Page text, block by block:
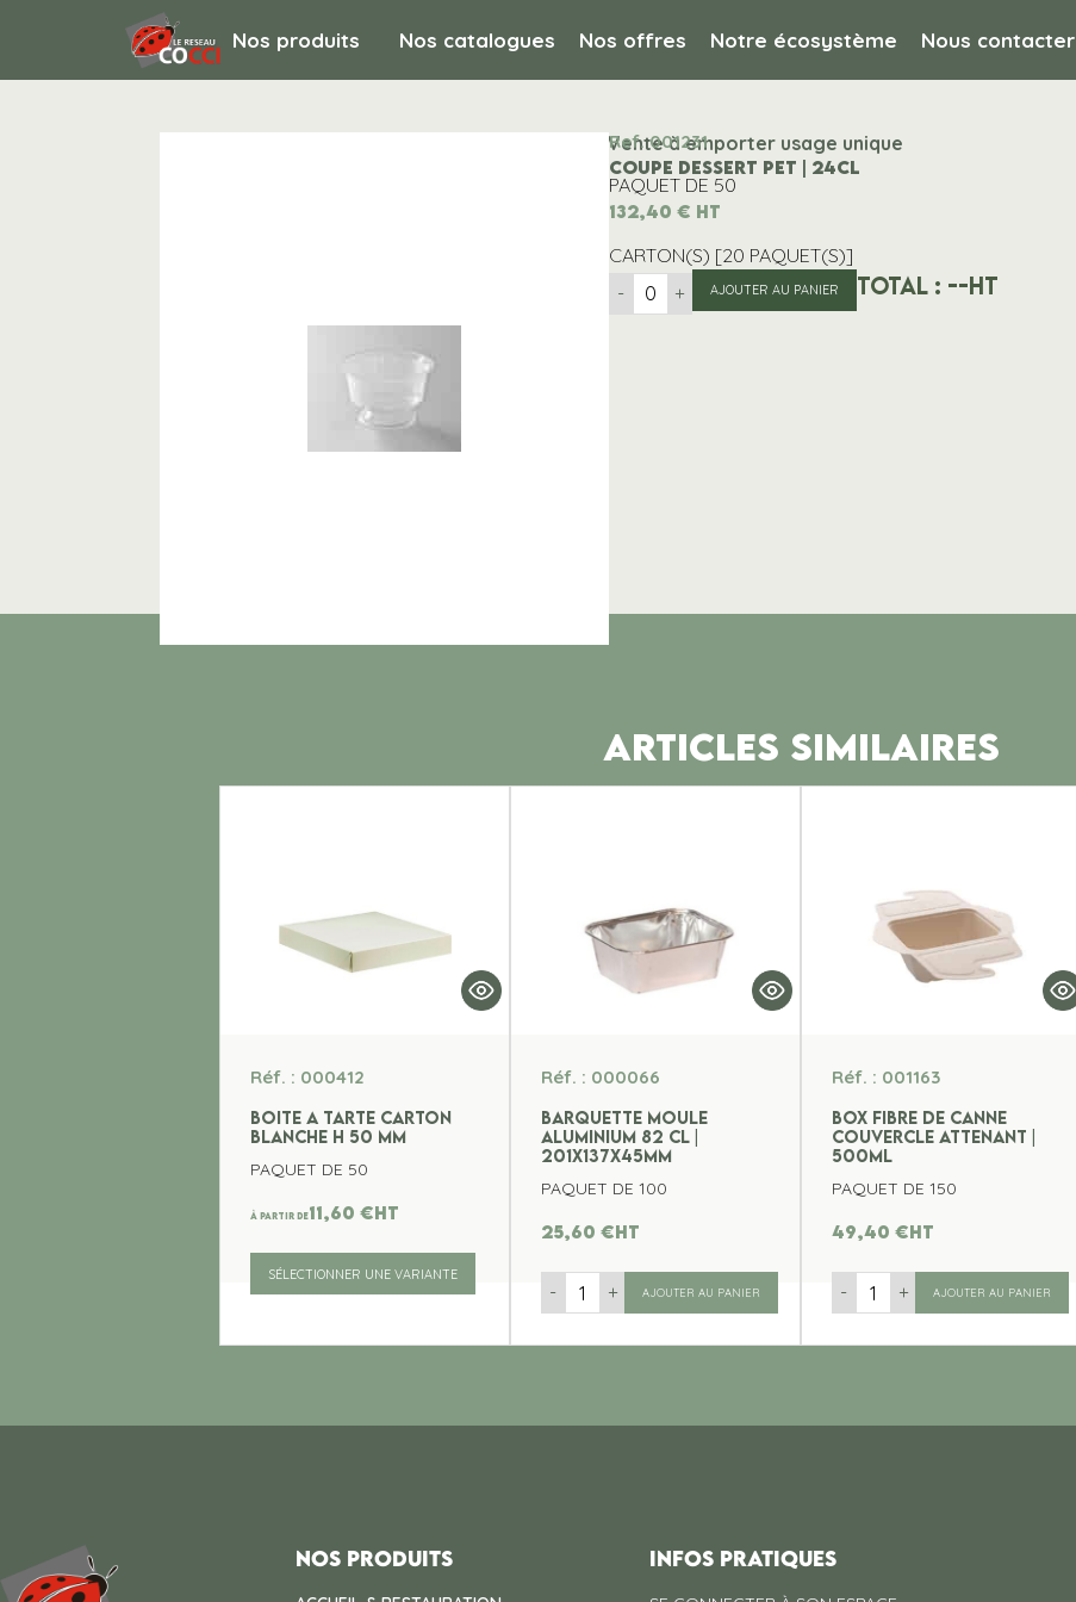
Nos produits Nos catalogues Nos offres Notre écosystème Nous contacter
ACCUEIL & RESTAURATION / Vente à emporter / Vente à emporter usage unique
Ref. 001231
COUPE DESSERT PET | 24CL
PAQUET DE 50
132,40 € HT
CARTON(S) [20 PAQUET(S)]
-
+ AJOUTER AU PANIER Total : --HT
ARTICLES SIMILAIRES
Réf. : 000412
BOITE A TARTE CARTON
BLANCHE H 50 MM
PAQUET DE 50
À partir de11,60€ht
SÉLECTIONNER UNE VARIANTE
Réf. : 000066
BARQUETTE MOULE
ALUMINIUM 82 CL |
201x137x45MM
PAQUET DE 100
25,60€ht
- + AJOUTER AU PANIER
Réf. : 001163
BOX FIBRE DE CANNE
COUVERCLE ATTENANT |
500ML
PAQUET DE 150
49,40 €ht
- + AJOUTER AU PANIER
Nos produits INFOS PRATIQUES